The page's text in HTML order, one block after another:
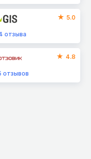
5.0
отзыва
4.8
отзывов